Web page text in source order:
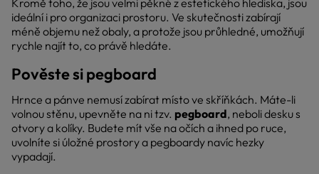
Kromě toho, že jsou velmi pěkné z estetického hlediska, jsou
ideální i pro organizaci prostoru. Ve skutečnosti zabírají
méně objemu než obaly, a protože jsou průhledné, umožňují
rychle najít to, co právě hledáte.
Pověste si pegboard
Hrnce a pánve nemusí zabírat místo ve skříňkách. Máte-li
volnou stěnu, upevněte na ni tzv. pegboard, neboli desku s
otvory a kolíky. Budete mít vše na očích a ihned po ruce,
uvolníte si úložné prostory a pegboardy navíc hezky
vypadají.